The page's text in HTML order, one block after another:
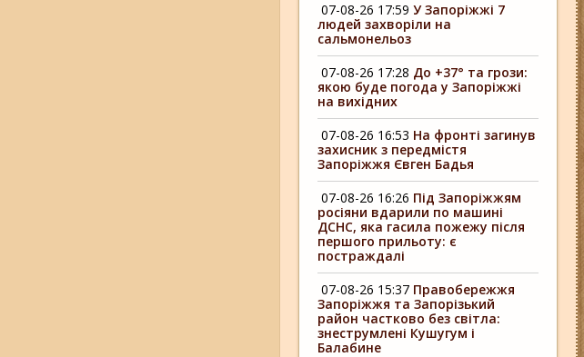
07-08-26 17:59 У Запоріжжі 7
людей захворіли на
сальмонельоз
07-08-26 17:28 До +37° та грози:
якою буде погода у Запоріжжі
на вихідних
07-08-26 16:53 На фронті загинув
захисник з передмістя
Запоріжжя Євген Бадья
07-08-26 16:26 Під Запоріжжям
росіяни вдарили по машині
ДСНС, яка гасила пожежу після
першого прильоту: є
постраждалі
07-08-26 15:37 Правобережжя
Запоріжжя та Запорізький
район частково без світла:
знеструмлені Кушугум і
Балабине